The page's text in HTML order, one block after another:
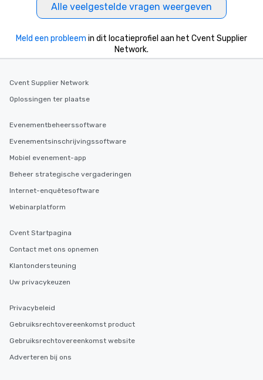
Alle veelgestelde vragen weergeven
Meld een probleem in dit locatieprofiel aan het Cvent Supplier
Network.
Cvent Supplier Network
Oplossingen ter plaatse
Evenementbeheerssoftware
Evenementsinschrijvingssoftware
Mobiel evenement-app
Beheer strategische vergaderingen
Internet-enquêtesoftware
Webinarplatform
Cvent Startpagina
Contact met ons opnemen
Klantondersteuning
Uw privacykeuzen
Privacybeleid
Gebruiksrechtovereenkomst product
Gebruiksrechtovereenkomst website
Adverteren bij ons